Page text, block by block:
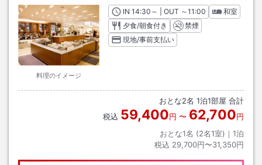
料理のイメージ
INチェックイン
14:30 ～ | OUT チェックアウト
～11:00
和室
夕食/朝食付き
禁煙
現地/事前支払い
おとな2名 1泊1部屋 合計
税込 59,400円 〜 62,700円
おとな1名 (2名1室)｜ 1泊
税込 29,700円〜31,350円